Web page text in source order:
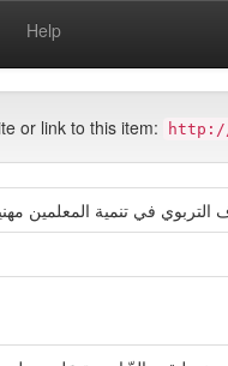
Help
Mémoires de Master
or link to this item: http://
التربوي في تنمية المعلمين